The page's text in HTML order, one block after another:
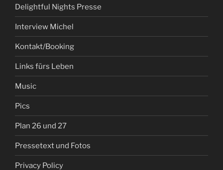
Delightful Nights Presse
Interview Michel
Kontakt/Booking
Links fürs Leben
Music
Pics
Plan 26 und 27
Pressetext und Fotos
Privacy Policy